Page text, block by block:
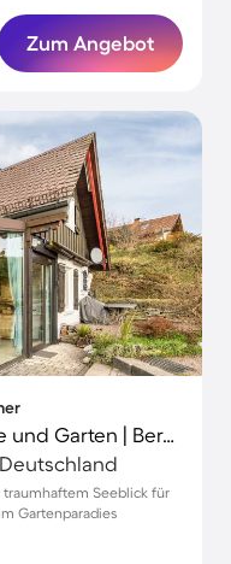
Zum Angebot
Ferienhaus mit Grill, Terrasse und Garten | Bergblick
traumhaftem Seeblick für
Gartenparadies